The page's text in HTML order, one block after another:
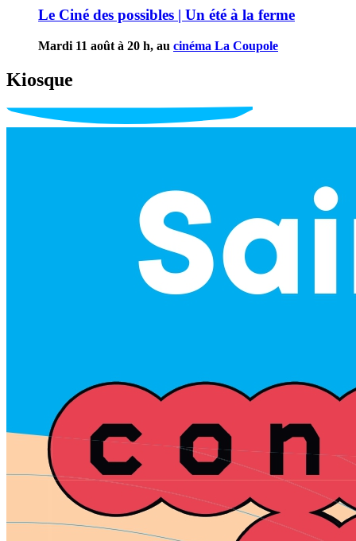
Le
des
Un
à
la
Le Ciné des possibles | Un été à la ferme
Mardi 11 août à 20 h, au cinéma La Coupole
Kiosque